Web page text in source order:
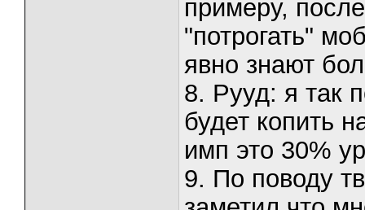
примеру,
"потрогать"
явно знают
8. Рууд: я так
будет копить
имп это 30%
9. По поводу